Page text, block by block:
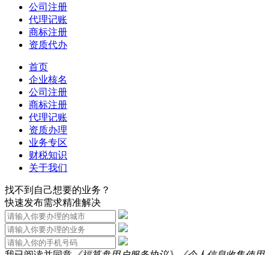
公司注册
代理记账
商标注册
资质代办
首页
企业核名
公司注册
商标注册
代理记账
资质办理
业务专区
财税知识
关于我们
找不到自己想要的业务？
快速发布需求精准解决